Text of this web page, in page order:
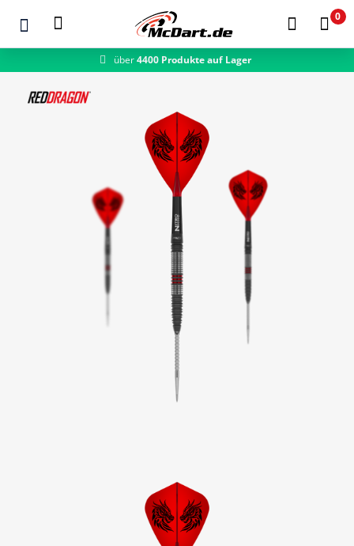
Zum Hauptinhalt springen
0
4400 Produkte auf Lagerschneller Versand